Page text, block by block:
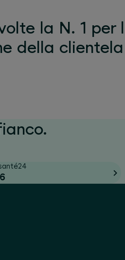
la N. 1 per
della clientela